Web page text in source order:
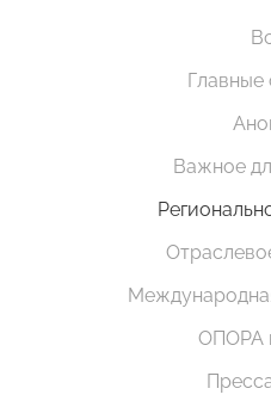
Главные
Важное
ОПОРА